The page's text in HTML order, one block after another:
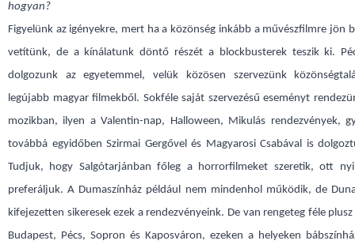
hogyan?
Figyelünk az igényekre, mert ha a közönség inkább a művészfilmre jön
vetítünk, de a kínálatunk döntő részét a blockbusterek teszik ki.
dolgozunk az egyetemmel, velük közösen szervezünk
legújabb magyar filmekből. Sokféle saját szervezésű eseményt
mozikban, ilyen a Valentin-nap, Halloween, Mikulás rendezvények,
továbbá egyidőben Szirmai Gergővel és Magyarosi Csabával is
Tudjuk, hogy Salgótarjánban főleg a horrorfilmeket szeretik, ott
preferáljuk. A Dumaszínház például nem mindenhol működik, de
kifejezetten sikeresek ezek a rendezvényeink. De van rengeteg féle
Budapest, Pécs, Sopron és Kaposváron, ezeken a helyeken